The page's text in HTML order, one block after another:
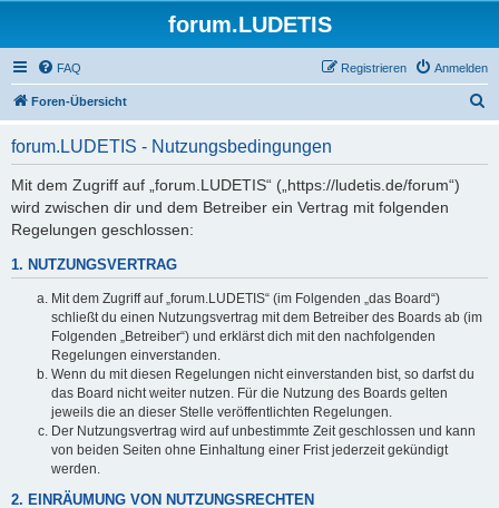
forum.LUDETIS
FAQ Anmelden
Registrieren
Foren-Übersicht
forum.LUDETIS - Nutzungsbedingungen
Mit dem Zugriff auf „forum.LUDETIS“ („https://ludetis.de/forum“)
wird zwischen dir und dem Betreiber ein Vertrag mit folgenden
Regelungen geschlossen:
1. NUTZUNGSVERTRAG
Mit dem Zugriff auf „forum.LUDETIS“ (im Folgenden „das Board“)
schließt du einen Nutzungsvertrag mit dem Betreiber des Boards ab (im
Folgenden „Betreiber“) und erklärst dich mit den nachfolgenden
Regelungen einverstanden.
Wenn du mit diesen Regelungen nicht einverstanden bist, so darfst du
das Board nicht weiter nutzen. Für die Nutzung des Boards gelten
jeweils die an dieser Stelle veröffentlichten Regelungen.
Der Nutzungsvertrag wird auf unbestimmte Zeit geschlossen und kann
von beiden Seiten ohne Einhaltung einer Frist jederzeit gekündigt
werden.
2. EINRÄUMUNG VON NUTZUNGSRECHTEN